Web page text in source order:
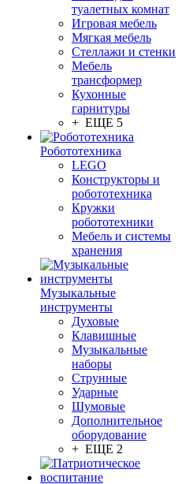
туалетных комнат
Игровая мебель
Мягкая мебель
Стеллажи и стенки
Мебель
трансформер
Кухонные
гарнитуры
+ ЕЩЕ 5
Робототехника
LEGO
Конструкторы и
робототехника
Кружки
робототехники
Мебель и системы
хранения
Музыкальные
инструменты
Духовые
Клавишные
Музыкальные
наборы
Струнные
Ударные
Шумовые
Дополнительное
оборудование
+ ЕЩЕ 2